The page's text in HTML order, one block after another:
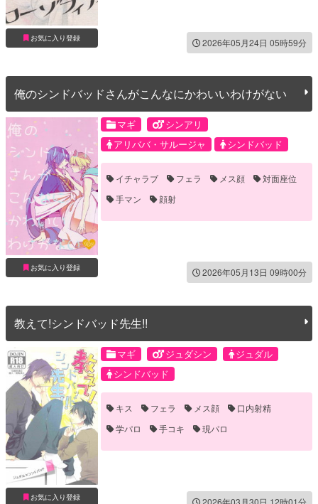
お気に入り登録 2026年05月24日 05時59分
俺のシンドバッドさんがこんなにかわいいわけがない
お気に入り登録
マギ
シンアリ
アリババ・サルージャ
シンドバッド
イチャラブ フェラ メス顔
対面座位
手マン
顔射
2026年05月13日 09時00分
教えて!シンドバッド先生!!
お気に入り登録
マギ ジュダシン
ジュダル
シンドバッド
キス フェラ メス顔
口内射精
学パロ
手コキ 現パロ